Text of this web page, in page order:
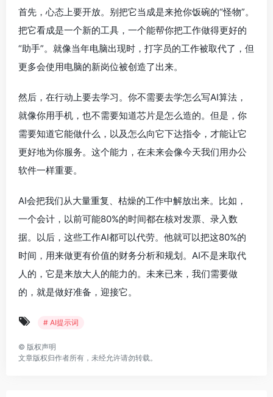
首先，心态上要开放。别把它当成是来抢你饭碗的“怪物”。
把它看成是一个新的工具，一个能帮你把工作做得更好的
“助手”。就像当年电脑出现时，打字员的工作被取代了，但
更多会使用电脑的新岗位被创造了出来。
然后，在行动上要去学习。你不需要去学怎么写AI算法，
就像你用手机，也不需要知道芯片是怎么造的。但是，你
需要知道它能做什么，以及怎么向它下达指令，才能让它
更好地为你服务。这个能力，在未来会像今天我们用办公
软件一样重要。
AI会把我们从大量重复、枯燥的工作中解放出来。比如，
一个会计，以前可能80%的时间都在核对发票、录入数
据。以后，这些工作AI都可以代劳。他就可以把这80%的
时间，用来做更有价值的财务分析和规划。AI不是来取代
人的，它是来放大人的能力的。未来已来，我们需要做
的，就是做好准备，迎接它。
# AI提示词
© 版权声明
文章版权归作者所有，未经允许请勿转载。